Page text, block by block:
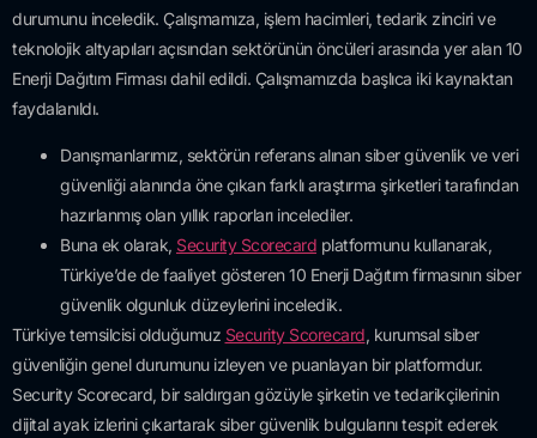
durumunu inceledik. Çalışmamıza, işlem hacimleri, tedarik zinciri ve
teknolojik altyapıları açısından sektörünün öncüleri arasında yer alan 10
Enerji Dağıtım Firması dahil edildi. Çalışmamızda başlıca iki kaynaktan
faydalanıldı.
Danışmanlarımız, sektörün referans alınan siber güvenlik ve veri
güvenliği alanında öne çıkan farklı araştırma şirketleri tarafından
hazırlanmış olan yıllık raporları incelediler.
Buna ek olarak, Security Scorecard platformunu kullanarak,
Türkiye’de de faaliyet gösteren 10 Enerji Dağıtım firmasının siber
güvenlik olgunluk düzeylerini inceledik.
Türkiye temsilcisi olduğumuz Security Scorecard, kurumsal siber
güvenliğin genel durumunu izleyen ve puanlayan bir platformdur.
Security Scorecard, bir saldırgan gözüyle şirketin ve tedarikçilerinin
dijital ayak izlerini çıkartarak siber güvenlik bulgularını tespit ederek